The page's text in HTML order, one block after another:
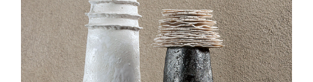
kontakt1